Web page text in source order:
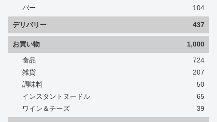
バー
104
デリバリー 437
お買い物 1,000
食品
724
雑貨
207
調味料
50
インスタントヌードル
65
ワイン＆チーズ
39